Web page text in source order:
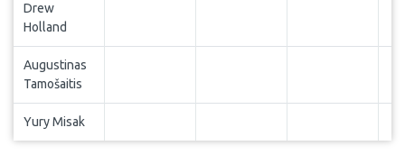
Drew
Holland
Augustinas
Tamošaitis
Yury Misak